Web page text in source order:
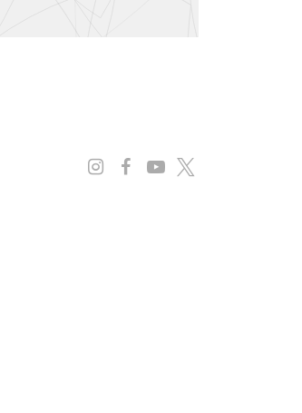
Instagram
Facebook
Youtube